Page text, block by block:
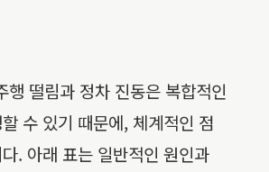
행 떨림과 정차 진동은 복합적인
수 있기 때문에, 체계적인 점
. 아래 표는 일반적인 원인과